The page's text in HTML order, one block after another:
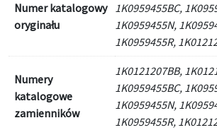
Numer katalogowy
oryginału
1K0959455BC,
1K0959455N,
1K0959455R,
Numery
katalogowe
zamienników
1K0121207BB,
1K0959455BC,
1K0959455N,
1K0959455R,